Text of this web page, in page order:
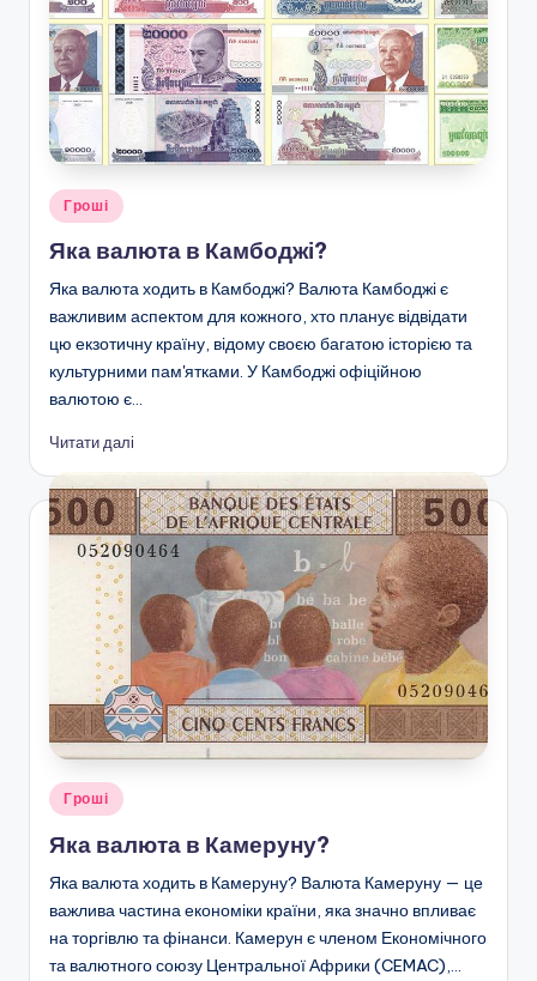
Опубліковано
Гроші
Яка валюта в Камбоджі?
Яка валюта ходить в Камбоджі? Валюта Камбоджі є
важливим аспектом для кожного, хто планує відвідати
цю екзотичну країну, відому своєю багатою історією та
культурними пам'ятками. У Камбоджі офіційною
валютою є…
Читати далі
Опубліковано
Гроші
Яка валюта в Камеруну?
Яка валюта ходить в Камеруну? Валюта Камеруну — це
важлива частина економіки країни, яка значно впливає
на торгівлю та фінанси. Камерун є членом Економічного
та валютного союзу Центральної Африки (CEMAC),…